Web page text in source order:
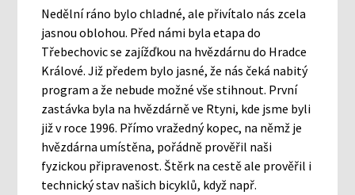
Nedělní ráno bylo chladné, ale přivítalo nás zcela
jasnou oblohou. Před námi byla etapa do
Třebechovic se zajížďkou na hvězdárnu do Hradce
Králové. Již předem bylo jasné, že nás čeká nabitý
program a že nebude možné vše stihnout. První
zastávka byla na hvězdárně ve Rtyni, kde jsme byli
již v roce 1996. Přímo vražedný kopec, na němž je
hvězdárna umístěna, pořádně prověřil naši
fyzickou připravenost. Štěrk na cestě ale prověřil i
technický stav našich bicyklů, když např.